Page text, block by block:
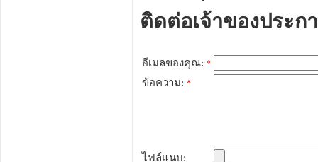
ติดต่อเจ้าของประก
อีเมลของคุณ: *
ข้อความ: *
ไฟล์แนบ: